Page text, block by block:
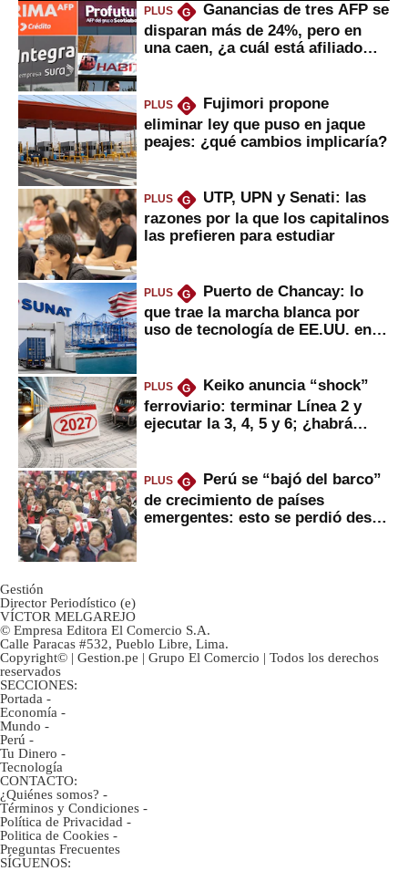
PLUS G
Ganancias de tres AFP se
disparan más de 24%, pero en
una caen, ¿a cuál está afiliado
PLUS G
Fujimori propone
eliminar ley que puso en jaque
peajes: ¿qué cambios implicaría?
PLUS G
UTP, UPN y Senati: las
razones por la que los capitalinos
las prefieren para estudiar
PLUS G
Puerto de Chancay: lo
que trae la marcha blanca por
uso de tecnología de EE.UU. en
PLUS G
Keiko anuncia “shock”
ferroviario: terminar Línea 2 y
ejecutar la 3, 4, 5 y 6; ¿habrá
PLUS G
Perú se “bajó del barco”
de crecimiento de países
emergentes: esto se perdió desde
Gestión
Director Periodístico (e)
VÍCTOR MELGAREJO
© Empresa Editora El Comercio S.A.
Calle Paracas #532, Pueblo Libre, Lima.
Copyright© | Gestion.pe | Grupo El Comercio | Todos los derechos
reservados
SECCIONES:
Portada -
Economía -
Mundo -
Perú -
Tu Dinero -
Tecnología
CONTACTO:
¿Quiénes somos? -
Términos y Condiciones -
Política de Privacidad -
Politica de Cookies -
Preguntas Frecuentes
SÍGUENOS: